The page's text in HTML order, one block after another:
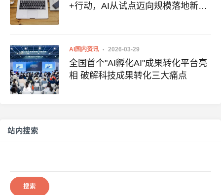
+行动，AI从试点迈向规模落地新阶
AI国内资讯 2026-03-29
全国首个"AI孵化AI"成果转化平台亮
相 破解科技成果转化三大痛点
站内搜索